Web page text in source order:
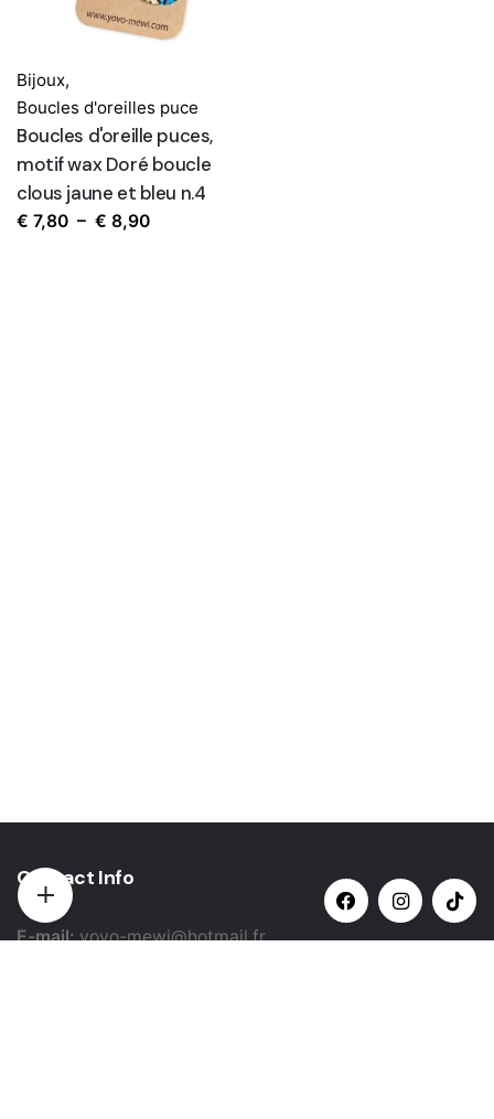
Bijoux,
Boucles d'oreilles puce
Boucles d'oreille puces,
motif wax Doré boucle
clous jaune et bleu n.4
€ 7,80 – € 8,90Plage
Contact Info
E-mail:yovo-mewi@hotmail.fr